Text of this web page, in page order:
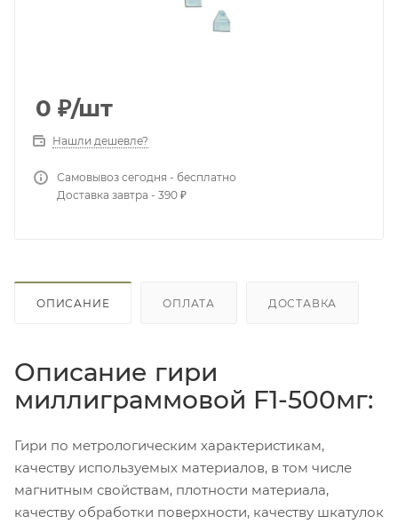
0 ₽/шт
Нашли дешевле?
Самовывоз сегодня - бесплатно
Доставка завтра - 390 ₽
ОПИСАНИЕ ОПЛАТА ДОСТАВКА
Описание гири
миллиграммовой F1-500мг:
Гири по метрологическим характеристикам,
качеству используемых материалов, в том числе
магнитным свойствам, плотности материала,
качеству обработки поверхности, качеству шкатулок